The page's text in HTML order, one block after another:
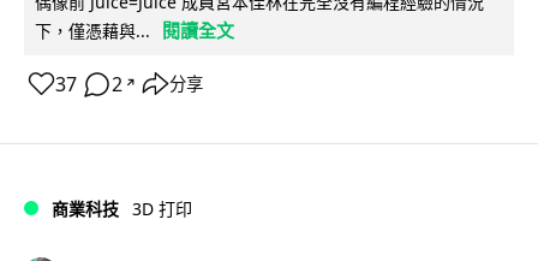
下，僅憑藉與...
閱讀全文
37 2 ↗ 分享
商業科技 3D 打印